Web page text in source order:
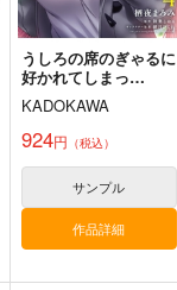
FGO OEKAKI Rando
たけさと
1,320円（税込）
Fate/Grand Order
作品詳細
うしろの席のぎゃるに
好かれてしまっ
た。 4 もう俺はダメ
かもしれない。
KADOKAWA
924円 （税込）
サンプル
作品詳細